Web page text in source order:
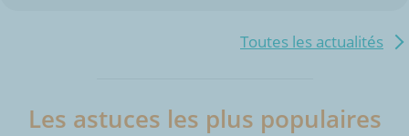
Toutes les actualités
Les astuces les plus populaires